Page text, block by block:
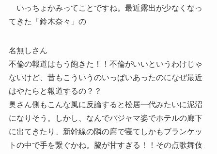
いっちょかみってことですね。最近露出が少なくなっ
てきた「鈴木奈々」の
名無しさん
不倫の報道はもう飽きた！！不倫がいいというわけじゃ
ないけど、昔もこういうのいっぱいあったのになぜ最近
はやたらと報道するの？？
奥さん側もこんな風に反論すると松居一代みたいに泥沼
になりそう。しかし、なんでパジャマ姿でホテルの廊下
に出てきたり、新幹線の隣の席で寝てしかもブランケッ
トの中で手を繋ぐかね。脇が甘すぎる！！その点歌舞伎